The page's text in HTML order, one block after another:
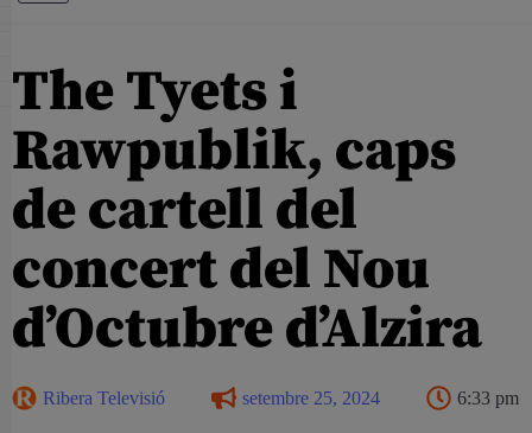
The Tyets i
Rawpublik, caps
de cartell del
concert del Nou
d’Octubre d’Alzira
Ribera Televisió setembre 25, 2024 6:33 pm